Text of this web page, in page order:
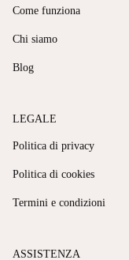
Come funziona
Chi siamo
Blog
LEGALE
Politica di privacy
Politica di cookies
Termini e condizioni
ASSISTENZA